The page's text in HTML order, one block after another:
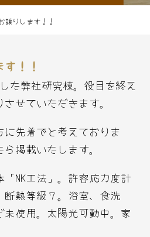
譲りします！！
！！
た弊社研究棟。役目を終え
せていただきます。
先着でと考えておりま
掲載いたします。
NK工法」。許容応力度計
熱等級７。浴室、食洗
使用。太陽光可動中。家